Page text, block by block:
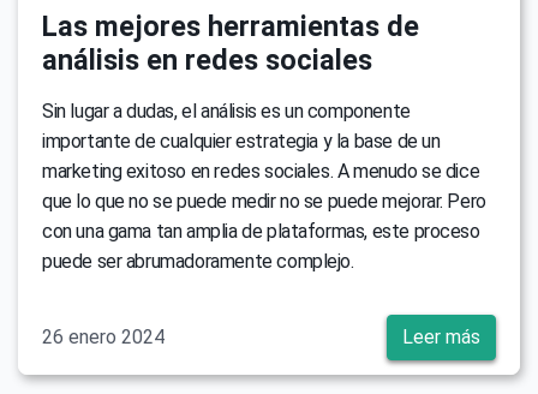
Las mejores herramientas de
análisis en redes sociales
Sin lugar a dudas, el análisis es un componente
importante de cualquier estrategia y la base de un
marketing exitoso en redes sociales. A menudo se dice
que lo que no se puede medir no se puede mejorar. Pero
con una gama tan amplia de plataformas, este proceso
puede ser abrumadoramente complejo.
26 enero 2024 Leer más